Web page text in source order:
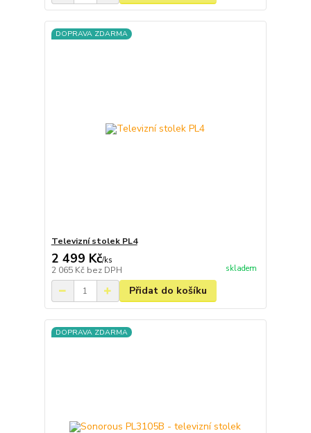
DOPRAVA ZDARMA
Televizní stolek PL4
2 499 Kč/ks
2 065 Kč bez DPH skladem
Přidat do košíku
DOPRAVA ZDARMA